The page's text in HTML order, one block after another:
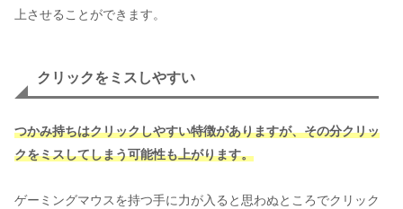
上させることができます。
クリックをミスしやすい
つかみ持ちはクリックしやすい特徴がありますが、その分クリッ
クをミスしてしまう可能性も上がります。
ゲーミングマウスを持つ手に力が入ると思わぬところでクリック